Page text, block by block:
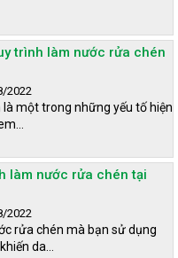
trình làm nước rửa chén
2022
một trong những yếu tố hiện
làm nước rửa chén tại
2022
rửa chén mà bạn sử dụng
da…